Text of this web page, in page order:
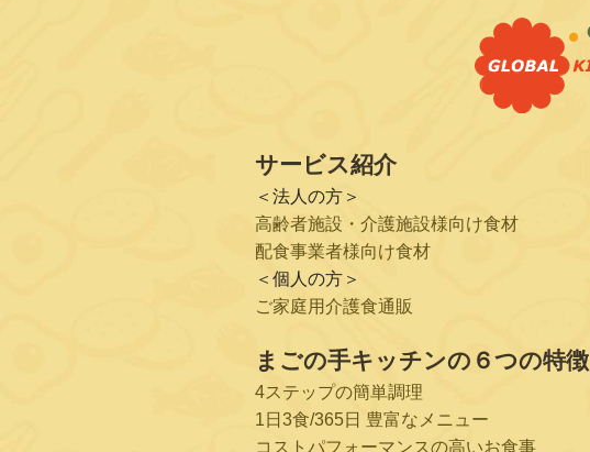
サービス紹介
＜法人の方＞
高齢者施設・介護施設様向け食材
配食事業者様向け食材
＜個人の方＞
ご家庭用介護食通販
まごの手キッチンの６つの特徴
4ステップの簡単調理
1日3食/365日 豊富なメニュー
コストパフォーマンスの高いお食事